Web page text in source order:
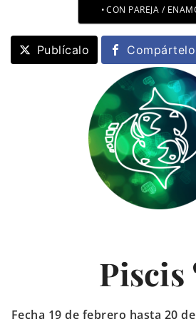
CON PAREJA /
Publícalo Compártelo
Piscis
Fecha 19 de febrero hasta 20